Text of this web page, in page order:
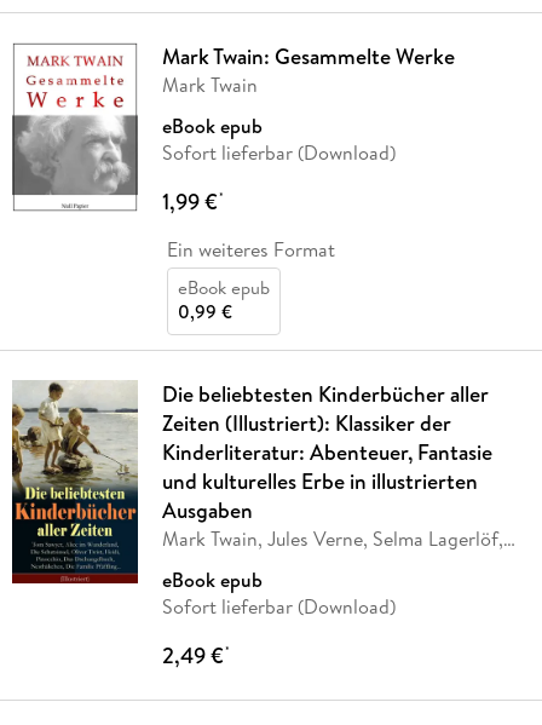
Mark Twain: Gesammelte Werke
Mark Twain
eBook epub
Sofort lieferbar (Download)
1,99 €*
Ein weiteres Format
eBook epub
0,99 €
Die beliebtesten Kinderbücher aller
Zeiten (Illustriert): Klassiker der
Kinderliteratur: Abenteuer, Fantasie
und kulturelles Erbe in illustrierten
Ausgaben
Mark Twain, Jules Verne, Selma Lagerlöf,
Charles
eBook epub
Sofort lieferbar (Download)
2,49 €*